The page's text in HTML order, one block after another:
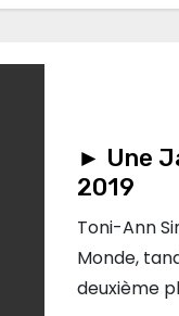
► Une
2019
Toni-Ann
Monde,
deuxième